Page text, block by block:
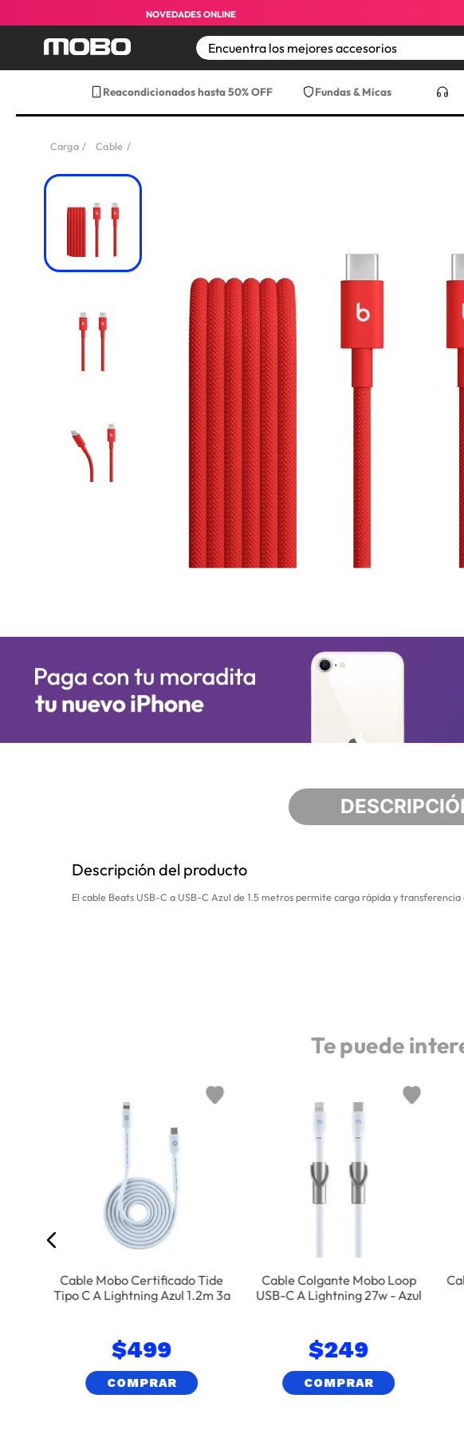
NOVEDADES ONLINE
Reacondicionados hasta 50% OFF Fundas & Micas
Carga Cable
Descripción del producto
El cable Beats USB-C a USB-C Azul de 1.5 metros permite carga rápida y
Te puede
Cable Mobo Certificado Tide
Tipo C A Lightning Azul 1.2m 3a
$499
COMPRAR
Cable Colgante Mobo Loop
USB-C A Lightning 27w - Azul
$249
COMPRAR
1
iphone 17 pro max
8.
funda iphone 17 pro max
9.
iphone 15
10. audifonos